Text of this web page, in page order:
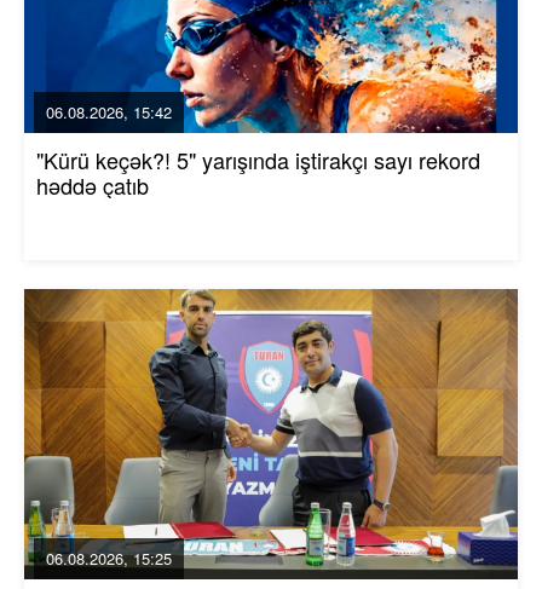
06.08.2026, 15:42
"Kürü keçək?! 5" yarışında iştirakçı sayı rekord
həddə çatıb
06.08.2026, 15:25